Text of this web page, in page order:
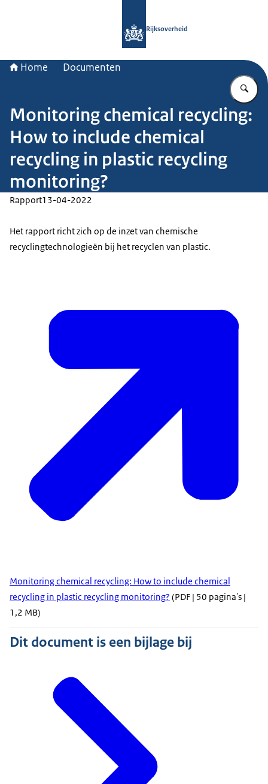
Rijksoverheid
Home Documenten
Monitoring chemical recycling:
How to include chemical
recycling in plastic recycling
monitoring?
Rapport13-04-2022
Het rapport richt zich op de inzet van chemische
recyclingtechnologieën bij het recyclen van plastic.
Monitoring chemical recycling: How to include chemical
recycling in plastic recycling monitoring? (PDF | 50 pagina's |
1,2 MB)
Dit document is een bijlage bij